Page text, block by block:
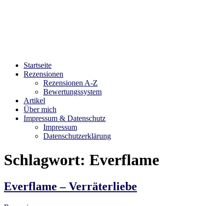
Startseite
Rezensionen
Rezensionen A-Z
Bewertungssystem
Artikel
Über mich
Impressum & Datenschutz
Impressum
Datenschutzerklärung
Schlagwort: Everflame
Everflame – Verräterliebe